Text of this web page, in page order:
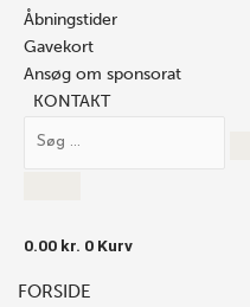
Åbningstider
Gavekort
Ansøg om sponsorat
KONTAKT
0.00 kr. 0 Kurv
FORSIDE